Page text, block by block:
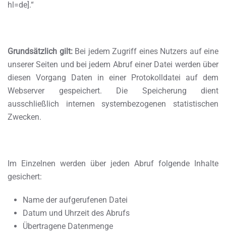
hl=de].“
Grundsätzlich gilt:Bei jedem Zugriff eines Nutzers auf eine
unserer Seiten und bei jedem Abruf einer Datei werden über
diesen Vorgang Daten in einer Protokolldatei auf dem
Webserver gespeichert. Die Speicherung dient
ausschließlich internen systembezogenen statistischen
Zwecken.
Im Einzelnen werden über jeden Abruf folgende Inhalte
gesichert:
Name der aufgerufenen Datei
Datum und Uhrzeit des Abrufs
Übertragene Datenmenge